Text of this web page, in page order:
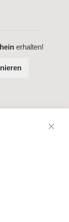
erhalten!